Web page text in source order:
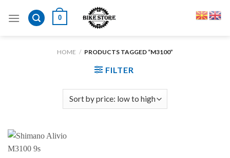
0
HOME / PRODUCTS TAGGED “M3100”
FILTER